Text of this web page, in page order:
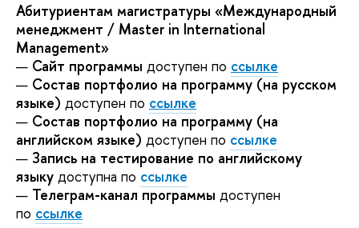
Абитуриентам магистратуры «Международный
менеджмент / Master in International
Management»
— Сайт программы доступен по ссылке
— Состав портфолио на программу (на русском
языке) доступен по ссылке
— Состав портфолио на программу (на
английском языке) доступен по ссылке
— Запись на тестирование по английскому
языку доступна по ссылке
— Телеграм-канал программы доступен
по ссылке